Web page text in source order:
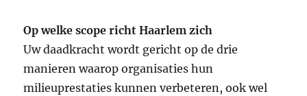
Op welke scope richt Haarlem zich
Uw daadkracht wordt gericht op de drie
manieren waarop organisaties hun
milieuprestaties kunnen verbeteren, ook wel